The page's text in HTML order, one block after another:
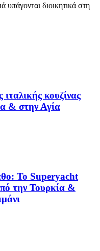
υπάγονται διοικητικά στη
κουζίνας
& στην Αγία
Το Superyacht
την Τουρκία &